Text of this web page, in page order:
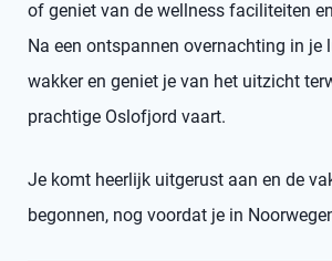
of geniet van de wellness faciliteiten
Na een ontspannen overnachting in je
wakker en geniet je van het uitzicht
prachtige Oslofjord vaart.
Je komt heerlijk uitgerust aan en de
begonnen, nog voordat je in